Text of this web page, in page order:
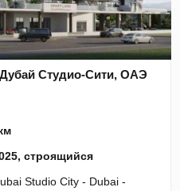
Студио-Сити, ОАЭ
строящийся
Studio City - Dubai -